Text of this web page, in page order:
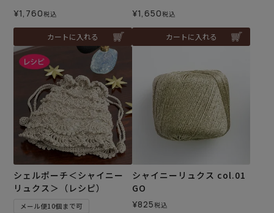
¥1,760税込
カートに入れる
¥1,650税込
カートに入れる
シェルポーチ＜シャイニー
リュクス＞（レシピ）
メール便10個まで可
シャイニーリュクス col.01
GO
¥825税込